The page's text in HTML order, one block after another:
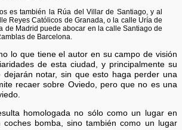
es también la Rúa del Villar de Santiago, y al
Reyes Católicos de Granada, o la calle Uría de
de Madrid puede abocar en la calle Santiago de
de Barcelona.
lo que tiene el autor en su campo de visión
de esta ciudad, y principalmente su
dejarán notar, sin que esto haga perder una
recaer sobre Oviedo, pero que no es una
homologada no sólo como un lugar en
coches bomba, sino también como un lugar